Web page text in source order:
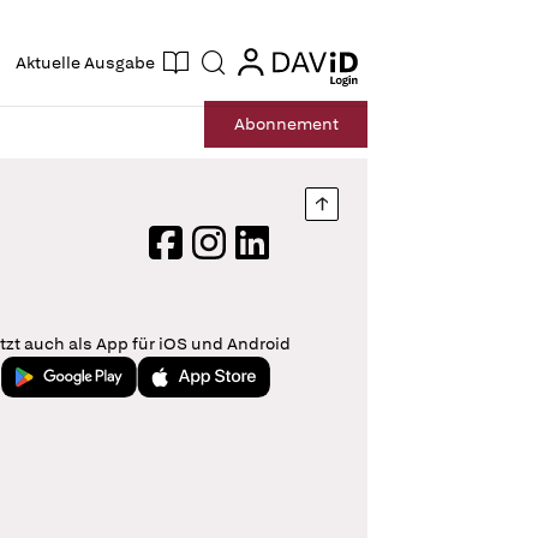
Aktuelle Ausgabe Suche login
login
Abonnement
Nach oben springen
FacebookInstagram
LinkedIn
auch als App für iOS und Android
Jetzt bei Google PlayLaden im App Store